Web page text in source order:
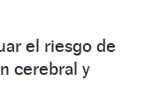
el riesgo de
cerebral y